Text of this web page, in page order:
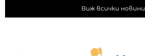
Виж всички новини